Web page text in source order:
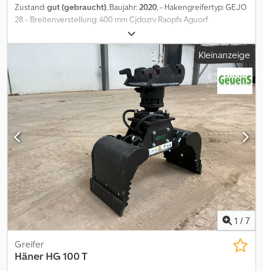
Zustand:gut (gebraucht), Baujahr:2020, - Hakengreifertyp: GEJO
28 - Breitenverstellung: 400 mm Cjdozrv Raopfx Aguorf
Höhenverstellung: 600 mm - Gewicht: 410 kg - Maximaler
Arbeitsdruck: 220 bar - Maximale Hublast: 4 Tonnen - Maximaler
Öldurchfluss: 80 l/min - Elektrischer Anschluss: 24 Volt DC - Dieser
Hakengreifer ist bis Februar 2026 zugelassen! = Weitere
Informationen = Abmessungen (L x B x H): 53 x 65 x 120 cm
Technischer Zustand: gut Optischer Zustand: gut Hersteller:
Clean Mat Trucks B.V. Wageningsestraat 17 6673DB ANDELST, NL
Kleinanzeige
1 / 7
Greifer
Häner HG 100 T